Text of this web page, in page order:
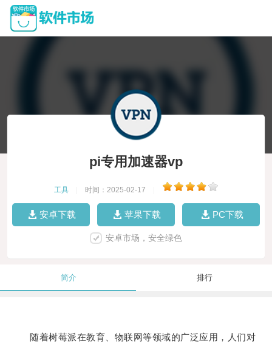
pi专用加速器vp
工具 时间：2025-02-17
安卓下载 苹果下载 PC下载
安卓市场，安全绿色
简介 排行
随着树莓派在教育、物联网等领域的广泛应用，人们对